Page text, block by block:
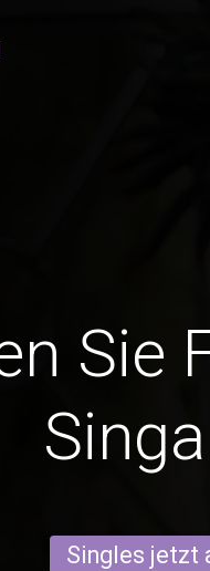
Sie
Singles jetzt